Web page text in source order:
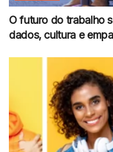
O futuro do trabalho
dados, cultura e